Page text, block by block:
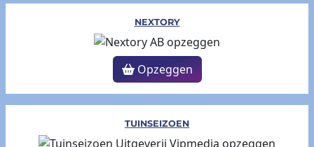
NEXTORY
Opzeggen
TUINSEIZOEN